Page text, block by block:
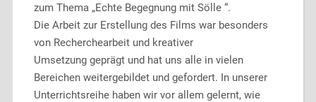
zum Thema „Echte Begegnung mit Sölle “.
Die Arbeit zur Erstellung des Films war besonders
von Recherchearbeit und kreativer
Umsetzung geprägt und hat uns alle in vielen
Bereichen weitergebildet und gefordert. In unserer
Unterrichtsreihe haben wir vor allem gelernt, wie